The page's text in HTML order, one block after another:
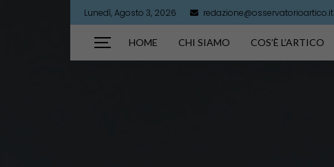
Lunedì, Agosto 3, 2026 redazione@osservatorioartico.it
HOME CHI SIAMO COS’È L’ARTICO